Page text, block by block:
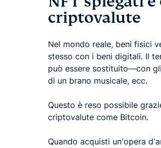
criptovalute
Nel mondo reale, beni fisici
stesso con i beni digitali. Il
può essere sostituito—con
di un brano musicale, ecc.
Questo è reso possibile
criptovalute come Bitcoin.
Quando acquisti un'opera